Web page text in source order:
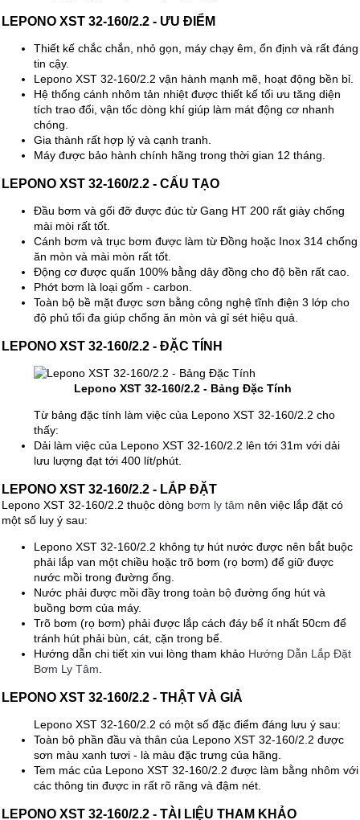
LEPONO XST 32-160/2.2 - ƯU ĐIỂM
Thiết kế chắc chắn, nhỏ gọn, máy chạy êm, ổn định và rất đáng
tin cậy.
Lepono XST 32-160/2.2 vận hành mạnh mẽ, hoạt động bền bỉ.
Hệ thống cánh nhôm tản nhiệt được thiết kế tối ưu tăng diện
tích trao đổi, vận tốc dòng khí giúp làm mát động cơ nhanh
chóng.
Gia thành rất hợp lý và cạnh tranh.
Máy được bảo hành chính hãng trong thời gian 12 tháng.
LEPONO XST 32-160/2.2 - CẤU TẠO
Đầu bơm và gối đỡ được đúc từ Gang HT 200 rất giày chống
mài mòi rất tốt.
Cánh bơm và trục bơm được làm từ Đồng hoặc Inox 314 chống
ăn mòn và mài mòn rất tốt.
Động cơ được quấn 100% bằng dây đồng cho độ bền rất cao.
Phớt bơm là loại gốm - carbon.
Toàn bộ bề mặt được sơn bằng công nghệ tĩnh điện 3 lớp cho
độ phủ tối đa giúp chống ăn mòn và gỉ sét hiệu quả.
LEPONO XST 32-160/2.2 - ĐẶC TÍNH
Lepono XST 32-160/2.2 - Bảng Đặc Tính
Từ bảng đặc tính làm việc của Lepono XST 32-160/2.2 cho
thấy:
Dải làm việc của Lepono XST 32-160/2.2 lên tới 31m với dải
lưu lượng đạt tới 400 lít/phút.
LEPONO XST 32-160/2.2 - LẮP ĐẶT
Lepono XST 32-160/2.2 thuộc dòng bơm ly tâm nên việc lắp đặt có
một số luy ý sau:
Lepono XST 32-160/2.2 không tự hút nước được nên bắt buộc
phải lắp van một chiều hoặc trõ bơm (rọ bơm) để giữ được
nước mồi trong đường ống.
Nước phải được mồi đầy trong toàn bộ đường ống hút và
buồng bơm của máy.
Trõ bơm (rọ bơm) phải được lắp cách đáy bể ít nhất 50cm để
tránh hút phải bùn, cát, cặn trong bể.
Hướng dẫn chi tiết xin vui lòng tham khảo Hướng Dẫn Lắp Đặt
Bơm Ly Tâm
LEPONO XST 32-160/2.2 - THẬT VÀ GIẢ
Lepono XST 32-160/2.2 có một số đặc điểm đáng lưu ý sau:
Toàn bộ phần đầu và thân của Lepono XST 32-160/2.2 được
sơn màu xanh tươi - là màu đặc trưng của hãng.
Tem mác của Lepono XST 32-160/2.2 được làm bằng nhôm với
các thông tin được in rất rõ rãng và đậm nét.
LEPONO XST 32-160/2.2 - TÀI LIỆU THAM KHẢO